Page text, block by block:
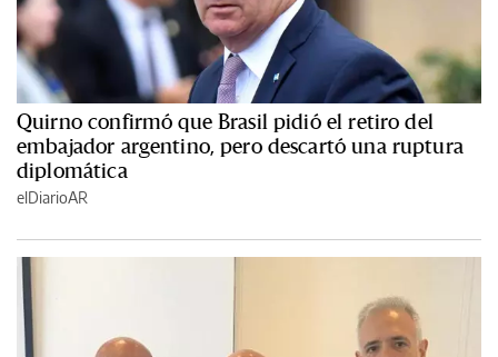
Quirno confirmó que Brasil pidió el retiro del
embajador argentino, pero descartó una ruptura
diplomática
elDiarioAR